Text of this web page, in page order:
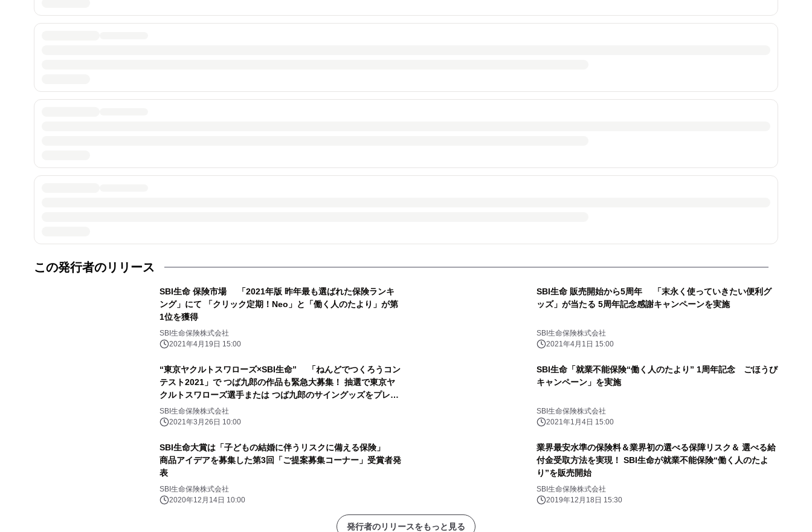
この発行者のリリース
SBI生命 保険市場 「2021年版 昨年最も選ばれた保険ランキ
ング」にて 「クリック定期！Neo」と「働く人のたより」が第
1位を獲得
SBI生命保険株式会社
2021年4月19日 15:00
SBI生命 販売開始から5周年 「末永く使っていきたい便利グ
ッズ」が当たる 5周年記念感謝キャンペーンを実施
SBI生命保険株式会社
2021年4月1日 15:00
“東京ヤクルトスワローズ×SBI生命” 「ねんどでつくろうコン
テスト2021」で つば九郎の作品も緊急大募集！ 抽選で東京ヤ
クルトスワローズ選手または つば九郎のサイングッズをプレゼ
ント
SBI生命保険株式会社
2021年3月26日 10:00
SBI生命「就業不能保険“働く人のたより” 1周年記念 ごほうび
キャンペーン」を実施
SBI生命保険株式会社
2021年1月4日 15:00
SBI生命大賞は「子どもの結婚に伴うリスクに備える保険」
商品アイデアを募集した第3回「ご提案募集コーナー」受賞者発
表
SBI生命保険株式会社
2020年12月14日 10:00
業界最安水準の保険料＆業界初の選べる保障リスク＆ 選べる給
付金受取方法を実現！ SBI生命が就業不能保険“働く人のたよ
り”を販売開始
SBI生命保険株式会社
2019年12月18日 15:30
発行者のリリースをもっと見る